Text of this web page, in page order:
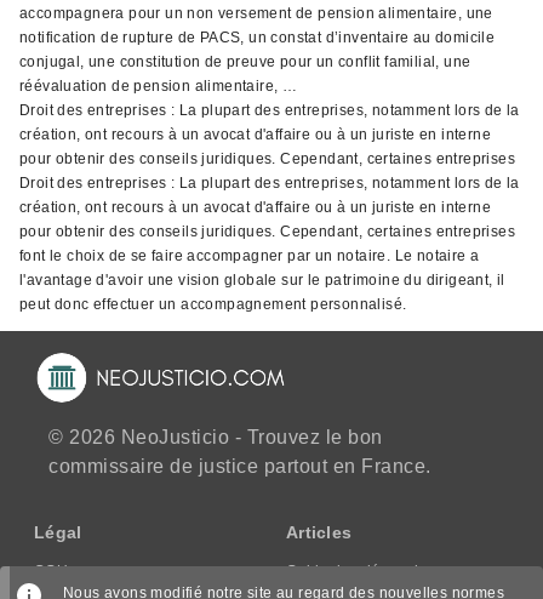
accompagnera pour un non versement de pension alimentaire, une
notification de rupture de PACS, un constat d’inventaire au domicile
conjugal, une constitution de preuve pour un conflit familial, une
réévaluation de pension alimentaire, …
Droit des entreprises : La plupart des entreprises, notamment lors de la
création, ont recours à un avocat d'affaire ou à un juriste en interne
pour obtenir des conseils juridiques. Cependant, certaines entreprises
Droit des entreprises : La plupart des entreprises, notamment lors de la
création, ont recours à un avocat d'affaire ou à un juriste en interne
pour obtenir des conseils juridiques. Cependant, certaines entreprises
font le choix de se faire accompagner par un notaire. Le notaire a
l'avantage d'avoir une vision globale sur le patrimoine du dirigeant, il
peut donc effectuer un accompagnement personnalisé.
© 2026 NeoJusticio - Trouvez le bon
commissaire de justice partout en France.
Légal
CGU
Articles
Guide des démarches
Nous avons modifié notre site au regard des nouvelles normes